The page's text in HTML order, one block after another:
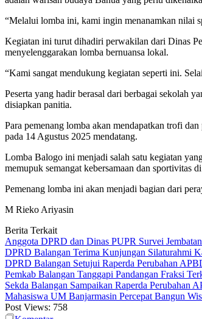
“Melalui lomba ini, kami ingin menanamkan nilai
Kegiatan ini turut dihadiri perwakilan dari Dinas
menyelenggarakan lomba bernuansa lokal.
“Kami sangat mendukung kegiatan seperti ini.
Peserta yang hadir berasal dari berbagai sekolah
disiapkan panitia.
Para pemenang lomba akan mendapatkan trofi
pada 14 Agustus 2025 mendatang.
Lomba Balogo ini menjadi salah satu kegiatan
memupuk semangat kebersamaan dan sportivitas
Pemenang lomba ini akan menjadi bagian dari
M Rieko Ariyasin
Berita Terkait
Anggota DPRD dan Dinas PUPR Survei
DPRD Balangan Terima Kunjungan Silaturahmi
DPRD Balangan Setujui Raperda Perubahan
Pemkab Balangan Tanggapi Pandangan Fraksi
Sekda Balangan Sampaikan Raperda Perubahan
Mahasiswa UM Banjarmasin Percepat Bangun
Post Views: 758